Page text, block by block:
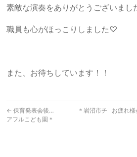
素敵な演奏をありがとうございまし
職員も心がほっこりしました♡
また、お待ちしています！！
← 保育発表会後… ＊岩沼市チ
アフルこども園＊
お疲れ